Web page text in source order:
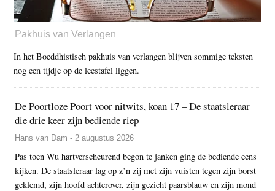
Pakhuis van Verlangen
In het Boeddhistisch pakhuis van verlangen blijven sommige teksten
nog een tijdje op de leestafel liggen.
De Poortloze Poort voor nitwits, koan 17 – De staatsleraar
die drie keer zijn bediende riep
Hans van Dam - 2 augustus 2026
Pas toen Wu hartverscheurend begon te janken ging de bediende eens
kijken. De staatsleraar lag op z’n zij met zijn vuisten tegen zijn borst
geklemd, zijn hoofd achterover, zijn gezicht paarsblauw en zijn mond